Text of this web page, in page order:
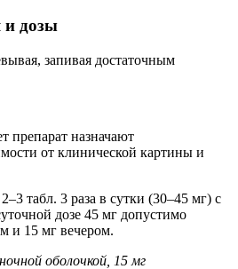
и дозы
запивая достаточным
препарат назначают
от клинической картины и
табл. 3 раза в сутки (30–45 мг) с
дозе 45 мг допустимо
и 15 мг вечером.
оболочкой, 15 мг